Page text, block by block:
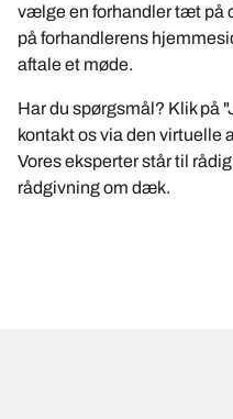
vælge en forhandler tæt på
på forhandlerens
aftale et møde.
Har du spørgsmål? Klik på
kontakt os via den virtuelle
Vores eksperter står til
rådgivning om dæk.